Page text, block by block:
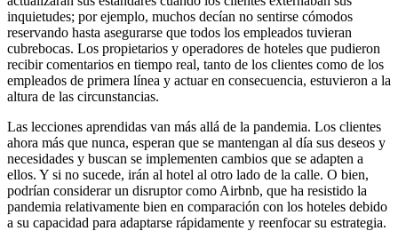
inquietudes; por ejemplo, muchos decían no sentirse cómodos
reservando hasta asegurarse que todos los empleados tuvieran
cubrebocas. Los propietarios y operadores de hoteles que pudieron
recibir comentarios en tiempo real, tanto de los clientes como de los
empleados de primera línea y actuar en consecuencia, estuvieron a la
altura de las circunstancias.
Las lecciones aprendidas van más allá de la pandemia. Los clientes
ahora más que nunca, esperan que se mantengan al día sus deseos y
necesidades y buscan se implementen cambios que se adapten a
ellos. Y si no sucede, irán al hotel al otro lado de la calle. O bien,
podrían considerar un disruptor como Airbnb, que ha resistido la
pandemia relativamente bien en comparación con los hoteles debido
a su capacidad para adaptarse rápidamente y reenfocar su estrategia.